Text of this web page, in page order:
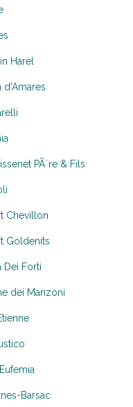
Harel
d'Amares
PÃ¨re & Fils
Chevillon
Goldenits
Dei Forti
dei Manzoni
Barsac